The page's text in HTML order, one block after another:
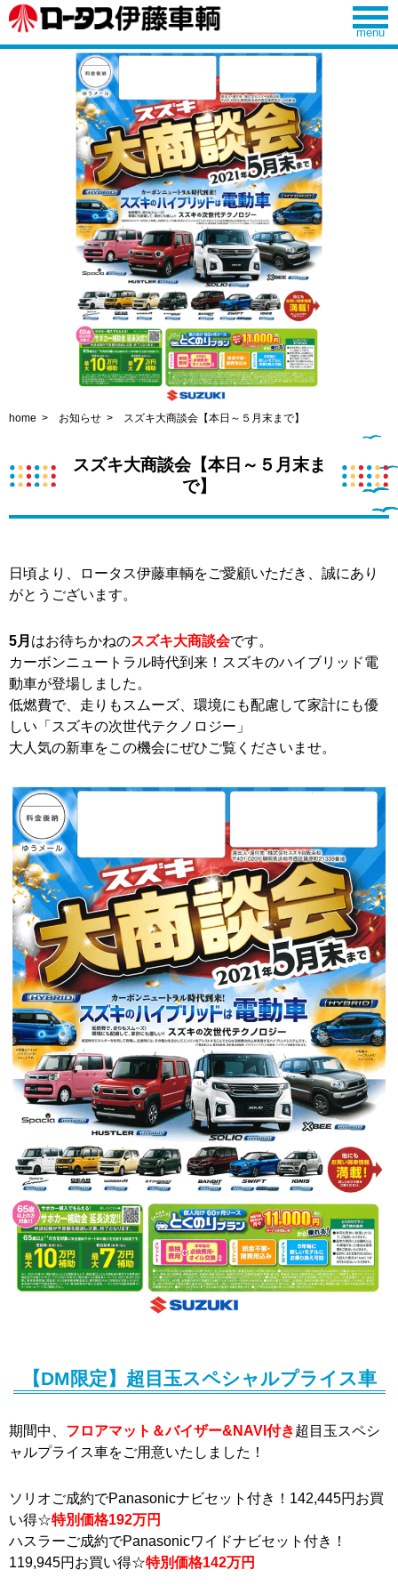
home お知らせ スズキ大商談会【本日～５月末まで】
スズキ大商談会【本日～５月末ま
で】
日頃より、ロータス伊藤車輌をご愛顧いただき、誠にあり
がとうございます。
5月 はお待ちかねのスズキ大商談会です。
カーボンニュートラル時代到来！スズキのハイブリッド電
動車が登場しました。
低燃費で、走りもスムーズ、環境にも配慮して家計にも優
しい「スズキの次世代テクノロジー」
大人気の新車をこの機会にぜひご覧くださいませ。
【DM限定】超目玉スペシャルプライス車
期間中、 フロアマット＆バイザー&NAVI付き超目玉スペシ
ャルプライス車をご用意いたしました！
ソリオご成約でPanasonicナビセット付き！142,445円お買
い得☆特別価格192万円
ハスラーご成約でPanasonicワイドナビセット付き！
119,945円お買い得☆特別価格142万円